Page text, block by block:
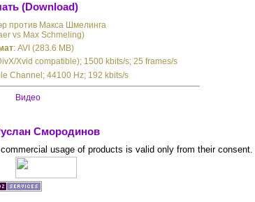
(Download)
против Макса Шмелинга
vs Max Schmeling)
: AVI (283.6 MB)
Xvid compatible); 1500 kbits/s; 25 frames/s
Channel; 44100 Hz; 192 kbits/s
Видео
Смородинов
usage of products is valid only from their consent.